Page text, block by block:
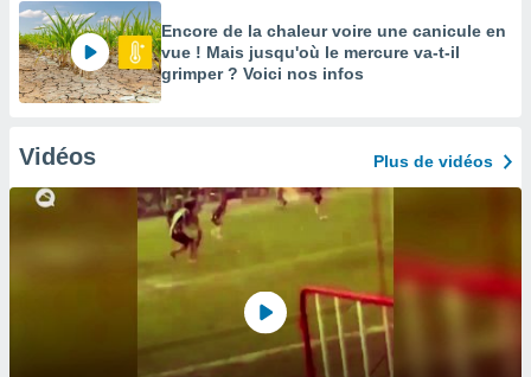
Encore de la chaleur voire une canicule en
vue ! Mais jusqu'où le mercure va-t-il
grimper ? Voici nos infos
Vidéos Plus de vidéos